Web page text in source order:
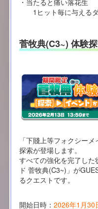
1ヒット毎に与えるダ
菅牧典(C3~) 体験
「下賤上等フォクシー
探索が登場します。
すべての強化を完了した
ド 菅牧典(C3~)」が
るクエストです。
開始日時： 2026年1月30